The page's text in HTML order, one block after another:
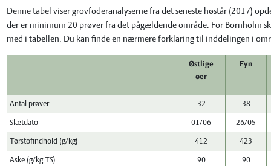
Denne tabel viser grovfoderanalyserne fra det seneste høstår (2017)
der er minimum 20 prøver fra det pågældende område. For Bornholm
med i tabellen. Du kan finde en nærmere forklaring til inddelingen i
Østlige
øer
Fyn
Antal prøver 32 38
Slætdato 01/06 26/05
Tørstofindhold (g/kg) 412 423
Aske (g/kg TS) 90 90